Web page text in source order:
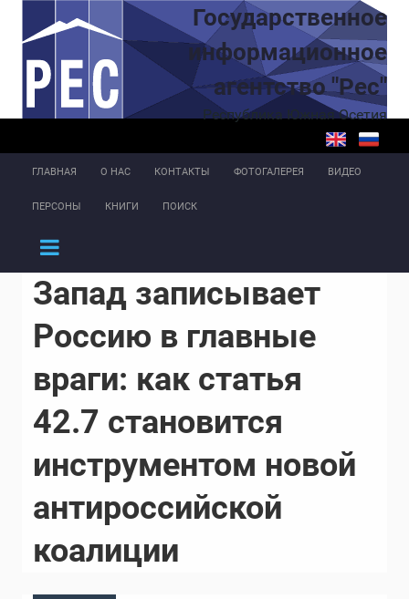
Перейти к основному содержаниюГосударственное
информационное
агентство "Рес"
Республика Южная Осетия
ГЛАВНАЯ О НАС КОНТАКТЫ ФОТОГАЛЕРЕЯ ВИДЕО
ПЕРСОНЫ КНИГИ ПОИСК
Запад записывает
Россию в главные
враги: как статья
42.7 становится
инструментом новой
антироссийской
коалиции